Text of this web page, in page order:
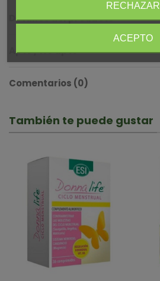
Detalles del producto
Apto / No apto
Comentarios (0)
También te puede gustar
RECHAZAR
ACEPTO